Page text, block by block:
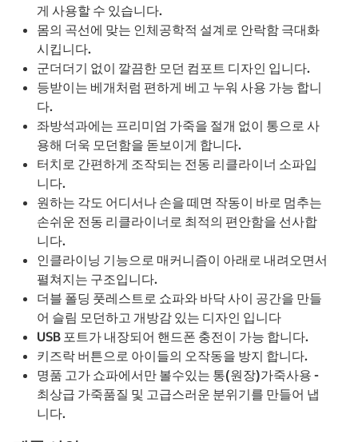
게 사용할 수 있습니다.
몸의 곡선에 맞는 인체공학적 설계로 안락함 극대화
시킵니다.
군더더기 없이 깔끔한 모던 컴포트 디자인 입니다.
등받이는 베개처럼 편하게 베고 누워 사용 가능 합니
다.
좌방석과에는 프리미엄 가죽을 절개 없이 통으로 사
용해 더욱 모던함을 돋보이게 합니다.
터치로 간편하게 조작되는 전동 리클라이너 소파입
니다.
원하는 각도 어디서나 손을 떼면 작동이 바로 멈추는
손쉬운 전동 리클라이너로 최적의 편안함을 선사합
니다.
인클라이닝 기능으로 매커니즘이 아래로 내려오면서
펼쳐지는 구조입니다.
더블 폴딩 풋레스트로 쇼파와 바닥 사이 공간을 만들
어 슬림 모던하고 개방감 있는 디자인 입니다
USB 포트가 내장되어 핸드폰 충전이 가능 합니다.
키즈락 버튼으로 아이들의 오작동을 방지 합니다.
명품 고가 쇼파에서만 볼수있는 통(원장)가죽사용 -
최상급 가죽품질 및 고급스러운 분위기를 만들어 냅
니다.